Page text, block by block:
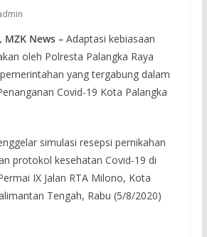
MZK News – Adaptasi kebiasaan
oleh Polresta Palangka Raya
yang tergabung dalam
Covid-19 Kota Palangka
simulasi resepsi pernikahan
protokol kesehatan Covid-19 di
IX Jalan RTA Milono, Kota
Tengah, Rabu (5/8/2020)